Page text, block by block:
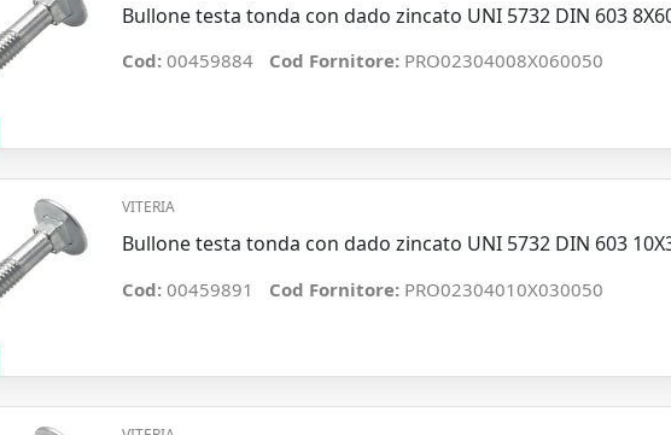
Bullone testa tonda con dado zincato UNI 5732 DIN 603
Cod: 00459884 Cod Fornitore: PRO02304008X060050
VITERIA
Bullone testa tonda con dado zincato UNI 5732 DIN 603
Cod: 00459891 Cod Fornitore: PRO02304010X030050